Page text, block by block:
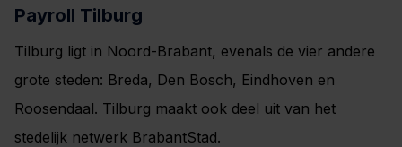
Payroll Tilburg
Tilburg ligt in Noord-Brabant, evenals de vier andere
grote steden: Breda, Den Bosch, Eindhoven en
Roosendaal. Tilburg maakt ook deel uit van het
stedelijk netwerk BrabantStad.